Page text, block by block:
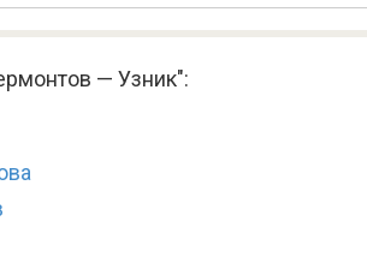
— Узник":